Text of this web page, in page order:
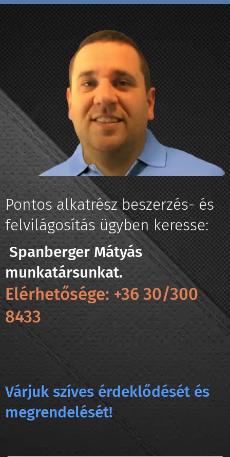
Pontos alkatrész beszerzés- és
felvilágosítás ügyben keresse:
Spanberger Mátyás
munkatársunkat.
Elérhetősége: +36 30/300
8433
Várjuk szíves érdeklődését és
megrendelését!